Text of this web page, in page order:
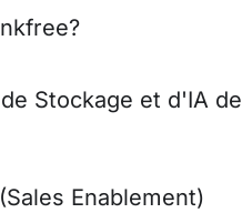
Stockage et d'IA de
Enablement)